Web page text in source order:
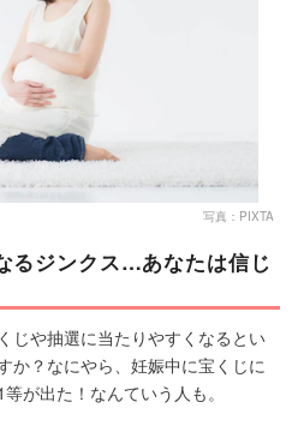
写真：PIXTA
るジンクス…あなたは信じ
じや抽選に当たりやすくなるとい
か？なにやら、妊娠中に宝くじに
が出た！なんていう人も。